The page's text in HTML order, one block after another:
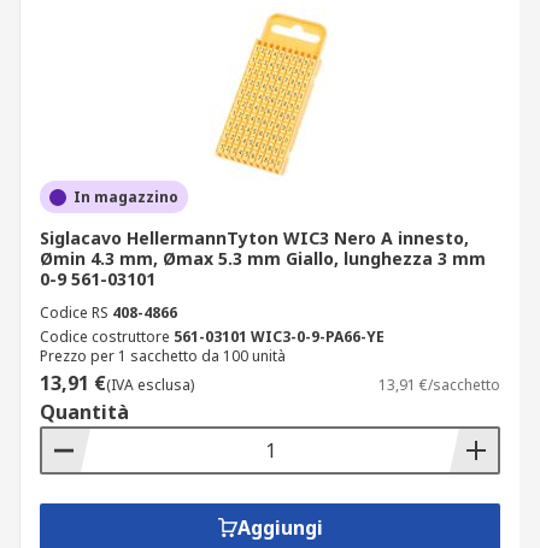
In magazzino
Siglacavo HellermannTyton WIC3 Nero A innesto,
Ømin 4.3 mm, Ømax 5.3 mm Giallo, lunghezza 3 mm
0-9 561-03101
Codice RS 408-4866
Codice costruttore 561-03101 WIC3-0-9-PA66-YE
Prezzo per 1 sacchetto da 100 unità
13,91 €(IVA esclusa) 13,91 €/sacchetto
Quantità
Aggiungi